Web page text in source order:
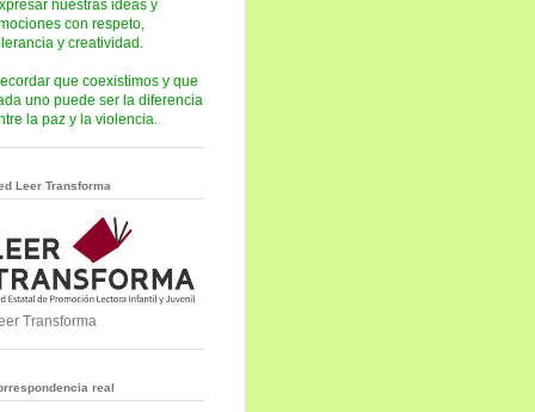
nuestras ideas y
con respeto,
y creatividad.
que coexistimos y que
uno puede ser la diferencia
la paz y la violencia.
Leer Transforma
Transforma
real